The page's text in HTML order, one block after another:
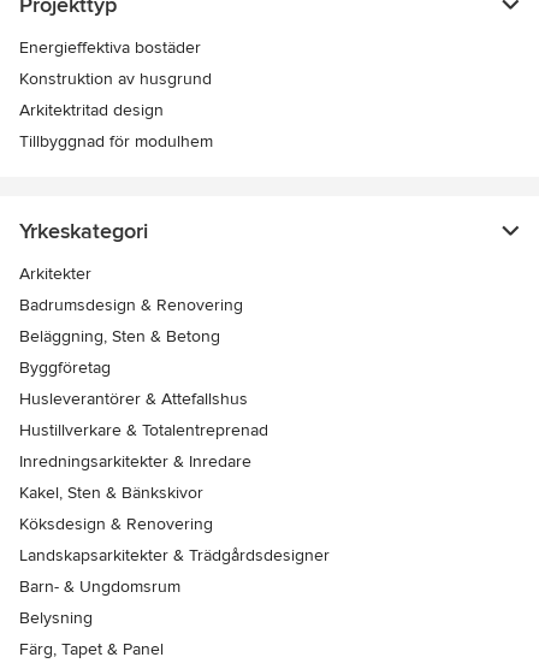
Energieffektiva bostäder
Konstruktion av husgrund
Arkitektritad design
Tillbyggnad för modulhem
Yrkeskategori
Arkitekter
Badrumsdesign & Renovering
Beläggning, Sten & Betong
Byggföretag
Husleverantörer & Attefallshus
Hustillverkare & Totalentreprenad
Inredningsarkitekter & Inredare
Kakel, Sten & Bänkskivor
Köksdesign & Renovering
Landskapsarkitekter & Trädgårdsdesigner
Barn- & Ungdomsrum
Belysning
Färg, Tapet & Panel